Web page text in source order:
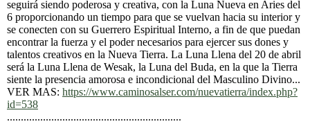
seguirá siendo poderosa y creativa, con la Luna Nueva en Aries del
6 proporcionando un tiempo para que se vuelvan hacia su interior y
se conecten con su Guerrero Espiritual Interno, a fin de que puedan
encontrar la fuerza y el poder necesarios para ejercer sus dones y
talentos creativos en la Nueva Tierra. La Luna Llena del 20 de abril
será la Luna Llena de Wesak, la Luna del Buda, en la que la Tierra
siente la presencia amorosa e incondicional del Masculino Divino...
VER MAS: https://www.caminosalser.com/nuevatierra/index.php?
id=538
...............................................................